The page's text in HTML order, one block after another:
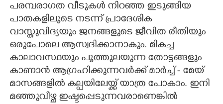
പരമ്പരാഗത വീടുകൾ നിറഞ്ഞ ഇടുങ്ങിയ
പാതകളിലൂടെ നടന്ന് പ്രാദേശിക
വാസ്തുവിദ്യയും ജനങ്ങളുടെ ജീവിത രീതിയും
ഒരുപോലെ ആസ്വദിക്കാനാകും. മികച്ച
കാലാവസ്ഥയും പൂത്തുലയുന്ന തോട്ടങ്ങളും
കാണാൻ ആഗ്രഹിക്കുന്നവ‌ർക്ക് മാർച്ച് - മേയ്
മാസങ്ങളിൽ കല്പയിലേയ്ക്ക് യാത്ര പോകാം. ഇനി
മഞ്ഞുവീഴ്ച ഇഷ്ടപ്പെടുന്നവരാണെങ്കിൽ